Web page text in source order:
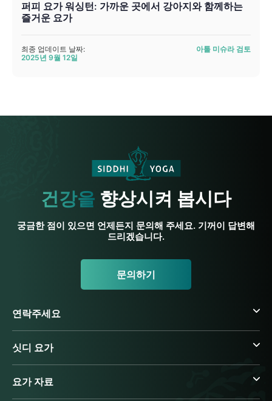
퍼피 요가 워싱턴: 가까운 곳에서 강아지와 함께하는
즐거운 요가
최종 업데이트 날짜:
2025년 9월 12일
아툴 미슈라 검토
건강을 향상시켜 봅시다
궁금한 점이 있으면 언제든지 문의해 주세요. 기꺼이 답변해
드리겠습니다.
문의하기
연락주세요
싯디 요가
요가 자료